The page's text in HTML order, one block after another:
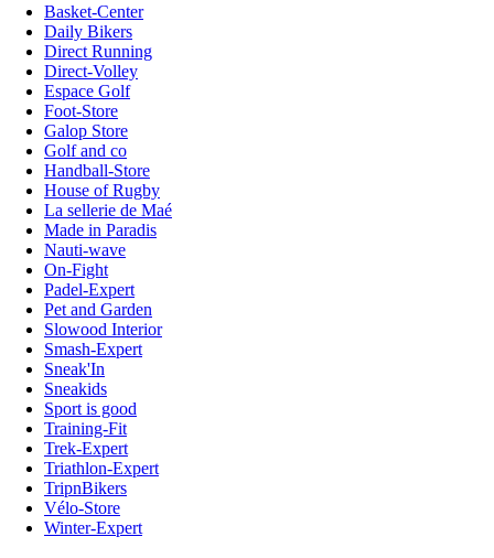
Basket-Center
Daily Bikers
Direct Running
Direct-Volley
Espace Golf
Foot-Store
Galop Store
Golf and co
Handball-Store
House of Rugby
La sellerie de Maé
Made in Paradis
Nauti-wave
On-Fight
Padel-Expert
Pet and Garden
Slowood Interior
Smash-Expert
Sneak'In
Sneakids
Sport is good
Training-Fit
Trek-Expert
Triathlon-Expert
TripnBikers
Vélo-Store
Winter-Expert